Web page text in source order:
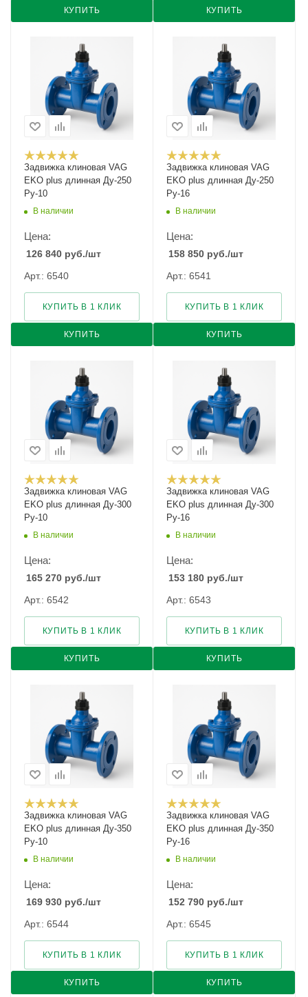
КУПИТЬ КУПИТЬ
Задвижка клиновая VAG
EKO plus длинная Ду-250
Ру-10
В наличии
Цена:
126 840 руб./шт
Арт.: 6540
КУПИТЬ
КУПИТЬ В 1 КЛИК
Задвижка клиновая VAG
EKO plus длинная Ду-250
Ру-16
В наличии
Цена:
158 850 руб./шт
Арт.: 6541
КУПИТЬ
КУПИТЬ В 1 КЛИК
Задвижка клиновая VAG
EKO plus длинная Ду-300
Ру-10
В наличии
Цена:
165 270 руб./шт
Арт.: 6542
КУПИТЬ
КУПИТЬ В 1 КЛИК
Задвижка клиновая VAG
EKO plus длинная Ду-300
Ру-16
В наличии
Цена:
153 180 руб./шт
Арт.: 6543
КУПИТЬ
КУПИТЬ В 1 КЛИК
Задвижка клиновая VAG
EKO plus длинная Ду-350
Ру-10
В наличии
Цена:
169 930 руб./шт
Арт.: 6544
КУПИТЬ
КУПИТЬ В 1 КЛИК
Задвижка клиновая VAG
EKO plus длинная Ду-350
Ру-16
В наличии
Цена:
152 790 руб./шт
Арт.: 6545
КУПИТЬ
КУПИТЬ В 1 КЛИК